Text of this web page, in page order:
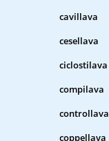
cavillava
cesellava
ciclostilava
compilava
controllava
coppellava